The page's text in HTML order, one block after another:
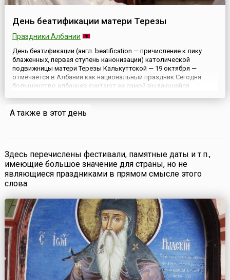
День беатификации матери Терезы
Праздники Албании
День беатификации (англ. beatification — причисление к лику
блаженных, первая ступень канонизации) католической
подвижницы матери Терезы Калькуттской — 19 октября —
отмечается в Албании как национальный праздник.Сегодня
большинство албанцев считают ее самой выдающейся
международный аэропорт Тираны и самая большая больница
албанской стол...
А также в этот день
Здесь перечислены фестивали, памятные даты и т.п.,
имеющие большое значение для страны, но не
являющиеся праздниками в прямом смысле этого
слова.